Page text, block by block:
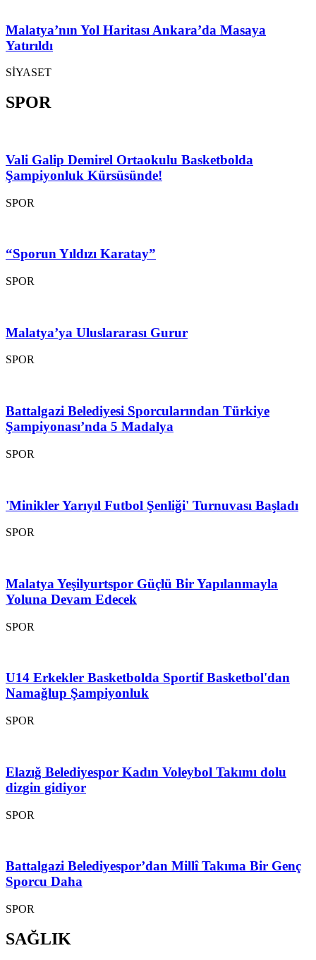
Malatya’nın Yol Haritası Ankara’da Masaya
Yatırıldı
SİYASET
SPOR
Vali Galip Demirel Ortaokulu Basketbolda
Şampiyonluk Kürsüsünde!
SPOR
“Sporun Yıldızı Karatay”
SPOR
Malatya’ya Uluslararası Gurur
SPOR
Battalgazi Belediyesi Sporcularından Türkiye
Şampiyonası’nda 5 Madalya
SPOR
'Minikler Yarıyıl Futbol Şenliği' Turnuvası Başladı
SPOR
Malatya Yeşilyurtspor Güçlü Bir Yapılanmayla
Yoluna Devam Edecek
SPOR
U14 Erkekler Basketbolda Sportif Basketbol'dan
Namağlup Şampiyonluk
SPOR
Elazığ Belediyespor Kadın Voleybol Takımı dolu
dizgin gidiyor
SPOR
Battalgazi Belediyespor’dan Millî Takıma Bir Genç
Sporcu Daha
SPOR
SAĞLIK